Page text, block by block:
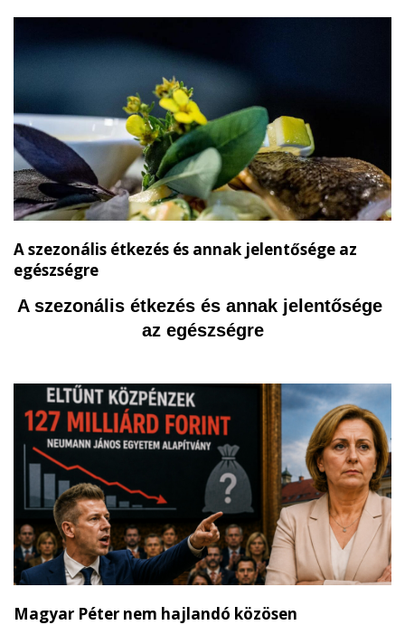
A szezonális étkezés és annak jelentősége az
egészségre
A szezonális étkezés és annak jelentősége
az egészségre
Magyar Péter nem hajlandó közösen